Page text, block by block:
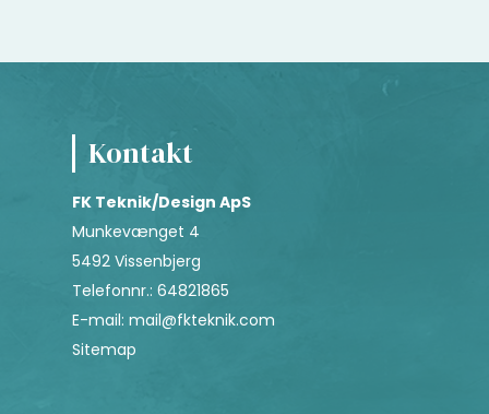
Kontakt
FK Teknik/Design ApS
Munkevænget 4
5492 Vissenbjerg
Telefonnr.: 64821865
E-mail: mail@fkteknik.com
Sitemap